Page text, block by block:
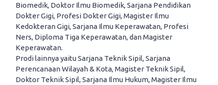
Biomedik, Doktor Ilmu Biomedik, Sarjana Pendidikan
Dokter Gigi, Profesi Dokter Gigi, Magister Ilmu
Kedokteran Gigi, Sarjana Ilmu Keperawatan, Profesi
Ners, Diploma Tiga Keperawatan, dan Magister
Keperawatan.
Prodi lainnya yaitu Sarjana Teknik Sipil, Sarjana
Perencanaan Wilayah & Kota, Magister Teknik Sipil,
Doktor Teknik Sipil, Sarjana Ilmu Hukum, Magister Ilmu